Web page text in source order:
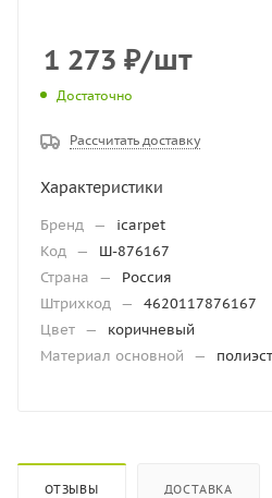
1 273 ₽/шт
Достаточно
Рассчитать доставку
Характеристики
Бренд —
icarpet
Код —
Ш-876167
Страна
—
Россия
Штрихкод —
4620117876167
Цвет —
коричневый
Материал основной
—
ОТЗЫВЫ ДОСТАВКА